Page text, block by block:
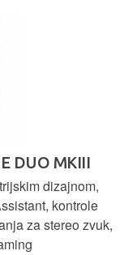
DUO MKIII
dizajnom,
kontrole
za stereo zvuk,